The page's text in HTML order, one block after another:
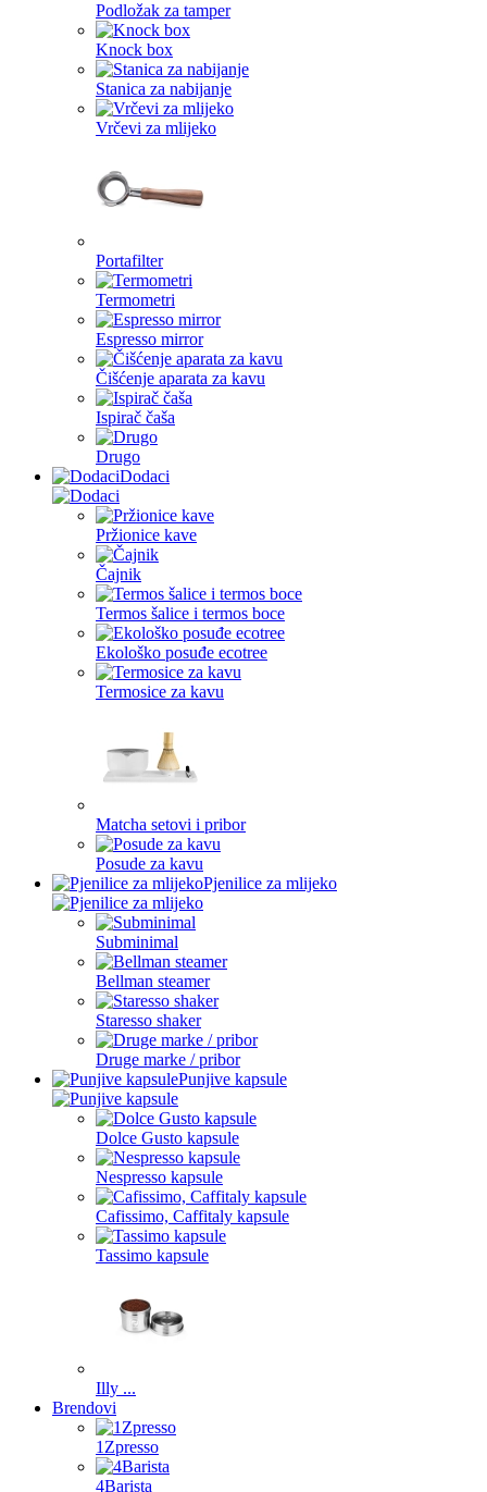
Podložak za tamper
Knock box
Stanica za nabijanje
Vrčevi za mlijeko
Portafilter
Termometri
Espresso mirror
Čišćenje aparata za kavu
Ispirač čaša
Drugo
Dodaci
Pržionice kave
Čajnik
Termos šalice i termos boce
Ekološko posuđe ecotree
Termosice za kavu
Matcha setovi i pribor
Posude za kavu
Pjenilice za mlijeko
Subminimal
Bellman steamer
Staresso shaker
Druge marke / pribor
Punjive kapsule
Dolce Gusto kapsule
Nespresso kapsule
Cafissimo, Caffitaly kapsule
Tassimo kapsule
Illy ...
Brendovi
1Zpresso
4Barista